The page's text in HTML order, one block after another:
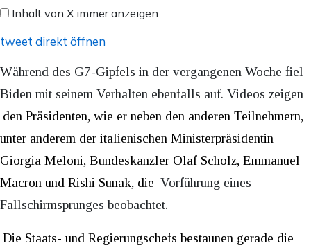
anzeigen
Inhalt von X immer anzeigen
tweet direkt öffnen
Während des G7-Gipfels in der vergangenen Woche fiel
Biden mit seinem Verhalten ebenfalls auf. Videos zeigen
den Präsidenten, wie er neben den anderen Teilnehmern,
unter anderem der italienischen Ministerpräsidentin
Giorgia Meloni, Bundeskanzler Olaf Scholz, Emmanuel
Macron und Rishi Sunak, die Vorführung eines
Fallschirmsprunges beobachtet.
Die Staats- und Regierungschefs bestaunen gerade die